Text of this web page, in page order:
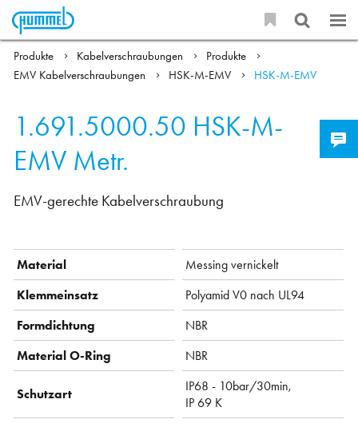
Produkte Kabelverschraubungen
Produkte
EMV Kabelverschraubungen
HSK-M-EMV HSK-M-EMV
1.691.5000.50 HSK-M-
EMV Metr.
EMV-gerechte Kabelverschraubung
Material
Messing vernickelt
Klemmeinsatz
Polyamid V0 nach UL94
Formdichtung
NBR
Material O-Ring
NBR
Schutzart
IP68 - 10bar/30min,
IP 69 K